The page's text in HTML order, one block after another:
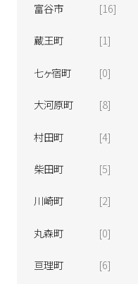
富谷市 [16]
蔵王町 [1]
七ヶ宿町 [0]
大河原町 [8]
村田町 [4]
柴田町 [5]
川崎町 [2]
丸森町 [0]
亘理町 [6]